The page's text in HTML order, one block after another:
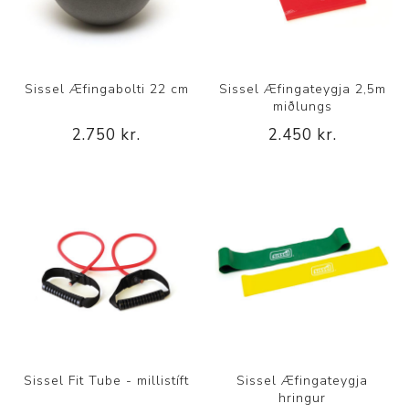
Sissel Æfingabolti 22 cm
2.750 kr.
Sissel Æfingateygja 2,5m
miðlungs
2.450 kr.
Sissel Fit Tube - millistíft
Sissel Æfingateygja
hringur